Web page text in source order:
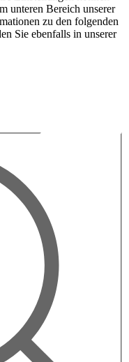
unteren Bereich unserer
zu den folgenden
Sie ebenfalls in unserer